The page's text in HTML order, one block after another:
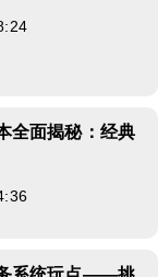
全面揭秘：经典